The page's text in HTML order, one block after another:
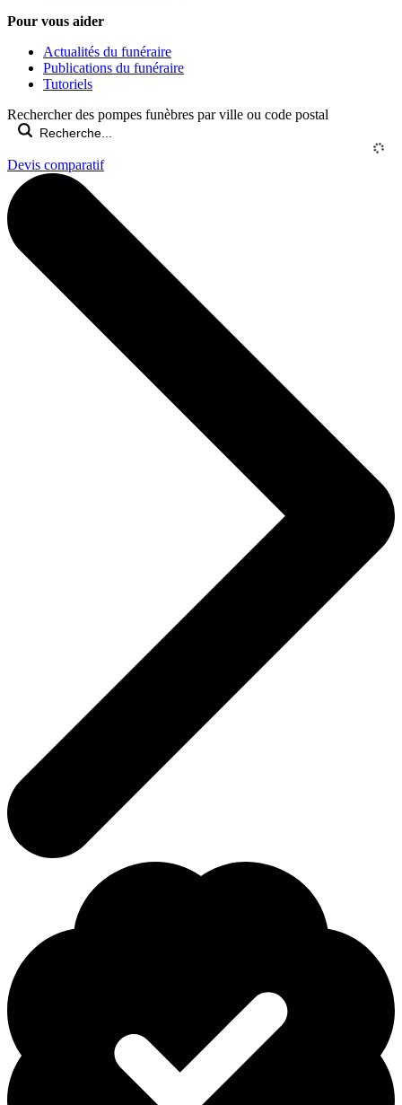
Pour vous aider
Actualités du funéraire
Publications du funéraire
Tutoriels
Rechercher des pompes funèbres par ville ou code postal
Devis comparatif